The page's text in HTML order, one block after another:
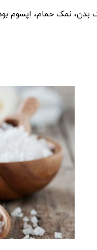
بدن، نمک حمام، اپسوم